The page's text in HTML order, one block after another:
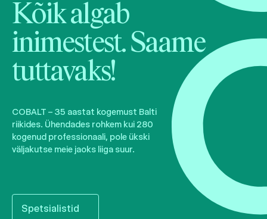
Kõik algab
inimestest. Saame
tuttavaks!
COBALT – 35 aastat kogemust Balti
riikides. Ühendades rohkem kui 280
kogenud professionaali, pole ükski
väljakutse meie jaoks liiga suur.
Spetsialistid